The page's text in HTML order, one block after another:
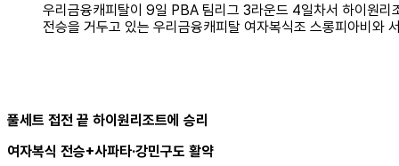
우리금융캐피탈이 9일 PBA 팀리그 3라운드 4일차서 하이원
전승을 거두고 있는 우리금융캐피탈 여자복식조 스롱피아비와
풀세트 접전 끝 하이원리조트에 승리
여자복식 전승+사파타·강민구도 활약